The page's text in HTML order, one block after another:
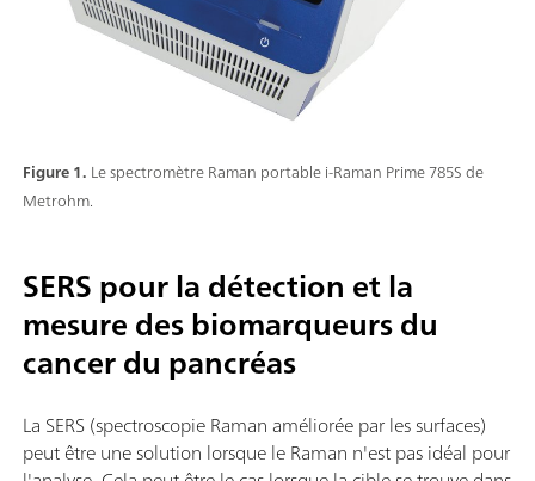
Figure 1. Le spectromètre Raman portable i-Raman Prime 785S de
Metrohm.
SERS pour la détection et la
mesure des biomarqueurs du
cancer du pancréas
La SERS (spectroscopie Raman améliorée par les surfaces)
peut être une solution lorsque le Raman n'est pas idéal pour